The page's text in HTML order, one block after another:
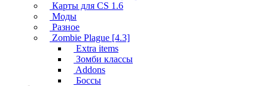
Карты для CS 1.6
Моды
Разное
Zombie Plague [4.3]
Extra items
Зомби классы
Addons
Боссы